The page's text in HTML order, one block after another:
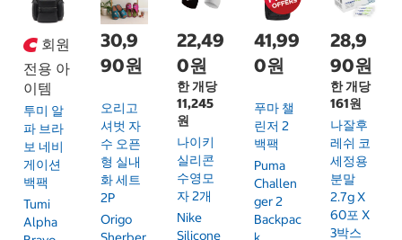
회원
전용 아
이템
투미 알
파 브라
보 네비
게이션
백팩
Tumi
Alpha
30,9
90원
오리고
셔벗 자
수 오픈
형 실내
화 세트
2P
Origo
22,49
0원
한 개당
11,245
원
나이키
실리콘
수영모
자 2개
Nike
Silicone
41,99
0원
푸마 챌
린저 2
백팩
Puma
Challen
Ger 2
Backpac
28,9
90원
한 개당
161원
나잘후
레쉬 코
세정용
분말
2.7g X
60포 X
3박스